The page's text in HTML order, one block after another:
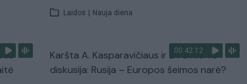
Laidos | Nauja diena
00:42:12
Karšta A. Kasparavičiaus ir Ž Pavilionio
diskusija: Rusija – Europos šeimos narė?